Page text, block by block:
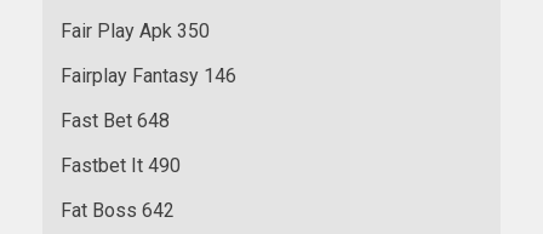
Fair Play Apk 350
Fairplay Fantasy 146
Fast Bet 648
Fastbet It 490
Fat Boss 642